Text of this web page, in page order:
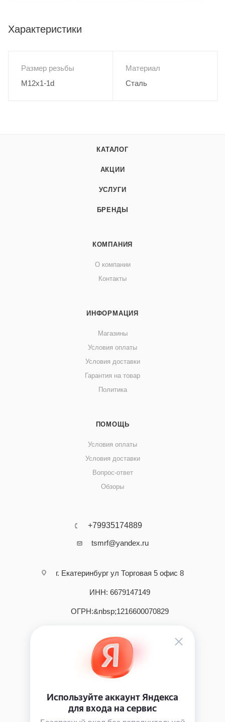
Характеристики
Размер резьбы
M12x1-1d
Материал
Сталь
КАТАЛОГ
АКЦИИ
УСЛУГИ
БРЕНДЫ
КОМПАНИЯ
О компании
Контакты
ИНФОРМАЦИЯ
Магазины
Условия оплаты
Условия доставки
Гарантия на товар
Политика
ПОМОЩЬ
Условия оплаты
Условия доставки
Вопрос-ответ
Обзоры
+79935174889
tsmrf@yandex.ru
г. Екатеринбург ул Торговая 5 офис 8
ИНН: 6679147149
ОГРН:&nbsp;1216600070829
2026 © интернет - магазин инструмента